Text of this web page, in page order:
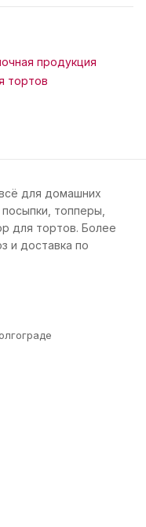
продукция
тортов
для домашних
топперы,
для тортов. Более
и доставка по